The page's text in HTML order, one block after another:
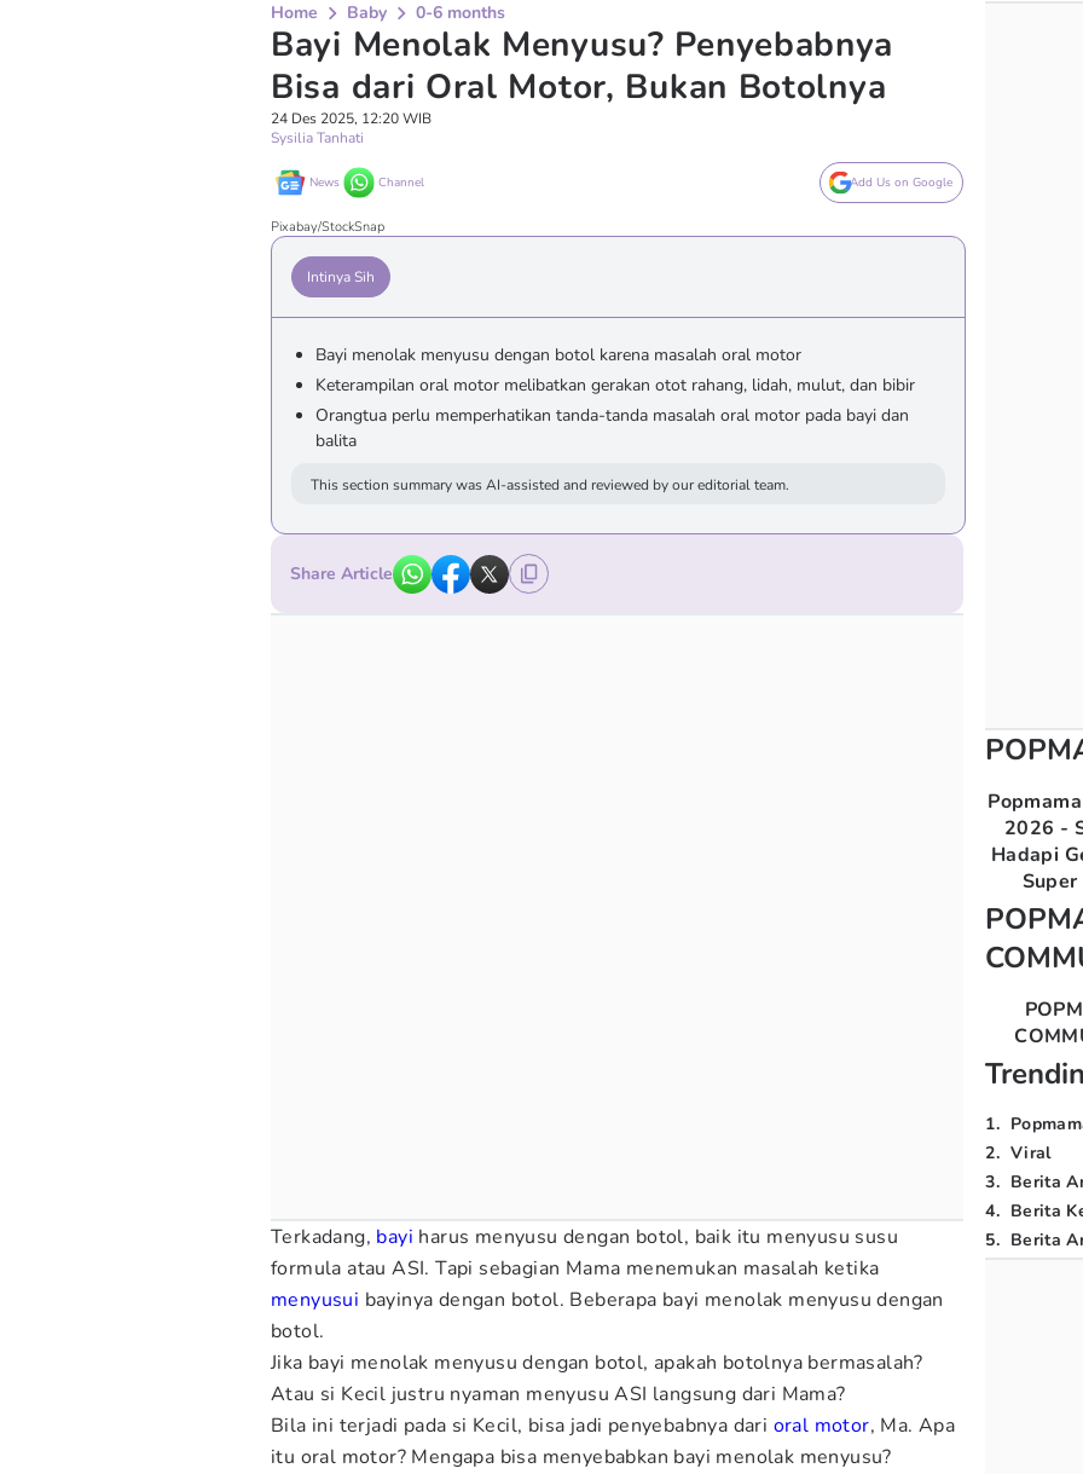
Home Baby 0-6 months
Bayi Menolak Menyusu? Penyebabnya
Bisa dari Oral Motor, Bukan Botolnya
24 Des 2025, 12:20 WIB
Sysilia Tanhati
News Channel Add Us on Google
Pixabay/StockSnap
Intinya Sih
Bayi menolak menyusu dengan botol karena masalah oral motor
Keterampilan oral motor melibatkan gerakan otot rahang, lidah, mulut, dan bibir
Orangtua perlu memperhatikan tanda-tanda masalah oral motor pada bayi dan
balita
This section summary was AI-assisted and reviewed by our editorial team.
Share Article
Terkadang, bayi harus menyusu dengan botol, baik itu menyusu susu
formula atau ASI. Tapi sebagian Mama menemukan masalah ketika
menyusui bayinya dengan botol. Beberapa bayi menolak menyusu dengan
botol.
Jika bayi menolak menyusu dengan botol, apakah botolnya bermasalah?
Atau si Kecil justru nyaman menyusu ASI langsung dari Mama?
Bila ini terjadi pada si Kecil, bisa jadi penyebabnya dari oral motor, Ma. Apa
itu oral motor? Mengapa bisa menyebabkan bayi menolak menyusu?
2026 -
Hadapi
1.
2. Viral
3. Berita
4. Berita
5. Berita